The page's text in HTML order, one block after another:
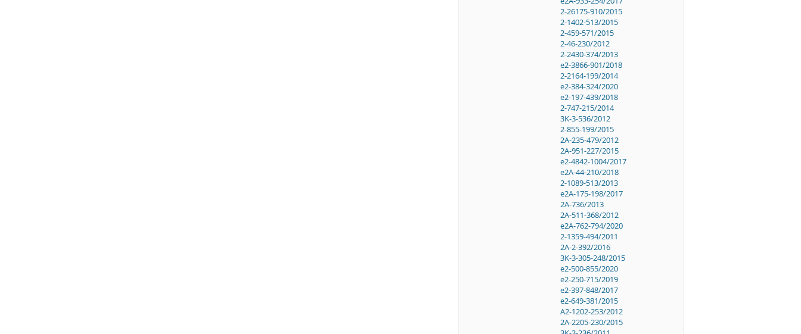
2-26175-910/2015
2-1402-513/2015
2-459-571/2015
2-46-230/2012
2-2430-374/2013
e2-3866-901/2018
2-2164-199/2014
e2-384-324/2020
e2-197-439/2018
2-747-215/2014
3K-3-536/2012
2-855-199/2015
2A-235-479/2012
2A-951-227/2015
e2-4842-1004/2017
e2A-44-210/2018
2-1089-513/2013
e2A-175-198/2017
2A-736/2013
2A-511-368/2012
e2A-762-794/2020
2-1359-494/2011
2A-2-392/2016
3K-3-305-248/2015
e2-500-855/2020
e2-250-715/2019
e2-397-848/2017
e2-649-381/2015
A2-1202-253/2012
2A-2205-230/2015